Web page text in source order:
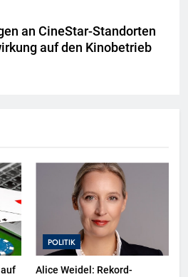
an CineStar-Standorten
auf den Kinobetrieb
POLITIK
Alice Weidel: Rekord-